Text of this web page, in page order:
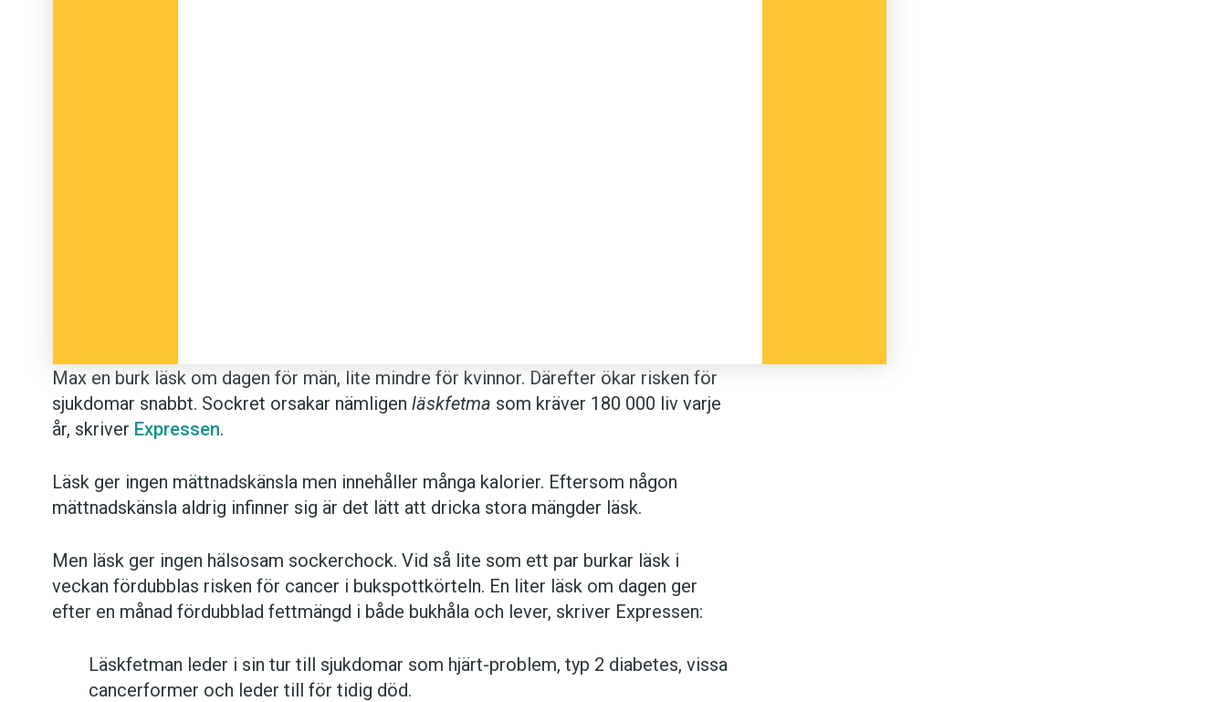
Max en burk läsk om dagen för män, lite mindre för kvinnor. Därefter ökar risken för
sjukdomar snabbt. Sockret orsakar nämligen läskfetma som kräver 180 000 liv varje
år, skriver Expressen.
Läsk ger ingen mättnadskänsla men innehåller många kalorier. Eftersom någon
mättnadskänsla aldrig infinner sig är det lätt att dricka stora mängder läsk.
Men läsk ger ingen hälsosam sockerchock. Vid så lite som ett par burkar läsk i
veckan fördubblas risken för cancer i bukspottkörteln. En liter läsk om dagen ger
efter en månad fördubblad fettmängd i både bukhåla och lever, skriver Expressen:
Läskfetman leder i sin tur till sjukdomar som hjärt-problem, typ 2 diabetes, vissa
cancerformer och leder till för tidig död.